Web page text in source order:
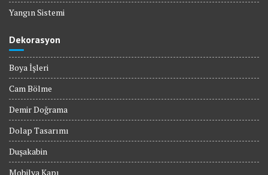
Yangın Sistemi
Dekorasyon
Boya İşleri
Cam Bölme
Demir Doğrama
Dolap Tasarımı
Duşakabin
Mobilya Kapı